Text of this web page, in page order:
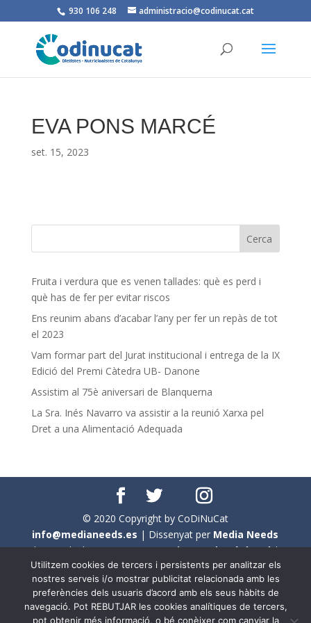
930 106 248 administracio@codinucat.cat
EVA PONS MARCÉ
set. 15, 2023
Fruita i verdura que es venen tallades: què es perd i
què has de fer per evitar riscos
Ens reunim abans d’acabar l’any per fer un repàs de tot
el 2023
Vam formar part del Jurat institucional i entrega de la IX
Edició del Premi Càtedra UB- Danone
Assistim al 75è aniversari de Blanquerna
La Sra. Inés Navarro va assistir a la reunió Xarxa pel
Dret a una Alimentació Adequada
© 2020 Copyright by CoDiNuCat
info@medianeeds.es | Dissenyat per Media Needs
| Tots els drets reservats aCoDiNuCat |Avís legal|
Avís per cookies
En aquest web s'ha tingut en compte l'ús no sexista del
llenguatge. No obstant això, i a causa de la seva
Utilitzem cookies de tercers i persistents per analitzar els
nostres serveis i/o mostrar publicitat relacionada amb les
preferències dels usuaris d’acord amb els seus hàbits de
navegació. Pot REBUTJAR les cookies analítiques de tercers,
pot obtenir més informació, o bé conèixer com canviar la